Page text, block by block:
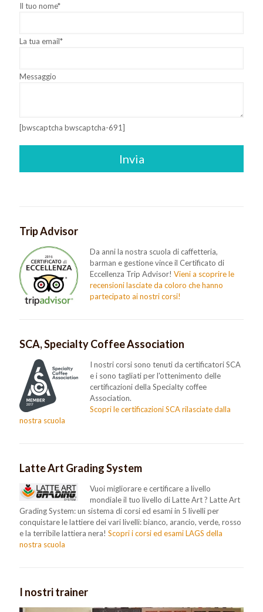
Il tuo nome*
La tua email*
Messaggio
[bwscaptcha bwscaptcha-691]
Trip Advisor
Da anni la nostra scuola di caffetteria,
barman e gestione vince il Certificato di
Eccellenza Trip Advisor! Vieni a scoprire le
recensioni lasciate da coloro che hanno
partecipato ai nostri corsi!
SCA, Specialty Coffee Association
I nostri corsi sono tenuti da certificatori SCA
e i sono tagliati per l'ottenimento delle
certificazioni della Specialty coffee
Association.
Scopri le certificazioni SCA rilasciate dalla
nostra scuola
Latte Art Grading System
Vuoi migliorare e certificare a livello
mondiale il tuo livello di Latte Art ? Latte Art
Grading System: un sistema di corsi ed esami in 5 livelli per
conquistare le lattiere dei vari livelli: bianco, arancio, verde, rosso
e la terribile lattiera nera! Scopri i corsi ed esami LAGS della
nostra scuola
I nostri trainer